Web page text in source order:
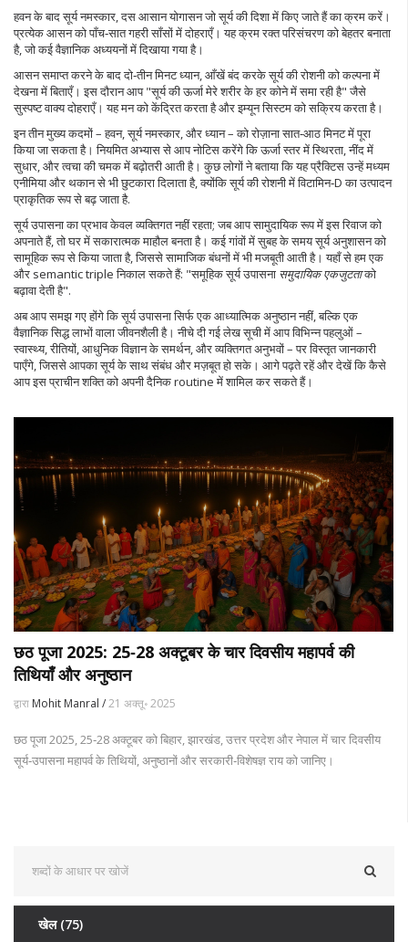
हवन के बादसूर्य नमस्कार,दस आसान योगासन जो सूर्य की दिशा में किए जाते हैंका क्रम करें।
प्रत्येक आसन को पाँच‑सात गहरी साँसों में दोहराएँ। यह क्रम रक्त परिसंचरण को बेहतर बनाता
है, जो कई वैज्ञानिक अध्ययनों में दिखाया गया है।
आसन समाप्त करने के बाद दो‑तीन मिनटध्यान,आँखें बंद करके सूर्य की रोशनी को कल्पना में
देखनामें बिताएँ। इस दौरान आप "सूर्य की ऊर्जा मेरे शरीर के हर कोने में समा रही है" जैसे
सुस्पष्ट वाक्य दोहराएँ। यह मन को केंद्रित करता है और इम्यून सिस्टम को सक्रिय करता है।
इन तीन मुख्य कदमों – हवन, सूर्य नमस्कार, और ध्यान – को रोज़ाना सात‑आठ मिनट में पूरा
किया जा सकता है। नियमित अभ्यास से आप नोटिस करेंगे कि ऊर्जा स्तर में स्थिरता, नींद में
सुधार, और त्वचा की चमक में बढ़ोतरी आती है। कुछ लोगों ने बताया कि यह प्रैक्टिस उन्हें मध्यम
एनीमिया और थकान से भी छुटकारा दिलाता है, क्योंकि सूर्य की रोशनी में विटामिन‑D का उत्पादन
प्राकृतिक रूप से बढ़ जाता है.
सूर्य उपासना का प्रभाव केवल व्यक्तिगत नहीं रहता; जब आप सामुदायिक रूप में इस रिवाज को
अपनाते हैं, तो घर में सकारात्मक माहौल बनता है। कई गांवों में सुबह के समय सूर्य अनुशासन को
सामूहिक रूप से किया जाता है, जिससे सामाजिक बंधनों में भी मजबूती आती है। यहाँ से हम एक
और semantic triple निकाल सकते हैं: "समूहिक सूर्य उपासना समुदायिक एकजुटताको
बढ़ावा देती है".
अब आप समझ गए होंगे कि सूर्य उपासना सिर्फ एक आध्यात्मिक अनुष्ठान नहीं, बल्कि एक
वैज्ञानिक सिद्ध लाभों वाला जीवनशैली है। नीचे दी गई लेख सूची में आप विभिन्न पहलुओं –
स्वास्थ्य, रीतियों, आधुनिक विज्ञान के समर्थन, और व्यक्तिगत अनुभवों – पर विस्तृत जानकारी
पाएँगे, जिससे आपका सूर्य के साथ संबंध और मज़बूत हो सके। आगे पढ़ते रहें और देखें कि कैसे
आप इस प्राचीन शक्ति को अपनी दैनिक routine में शामिल कर सकते हैं।
छठ पूजा 2025: 25‑28 अक्टूबर के चार दिवसीय महापर्व की
तिथियाँ और अनुष्ठान
द्वारा Mohit Manral /21 अक्तू॰ 2025
छठ पूजा 2025, 25‑28 अक्टूबर को बिहार, झारखंड, उत्तर प्रदेश और नेपाल में चार दिवसीय
सूर्य‑उपासना महापर्व के तिथियों, अनुष्ठानों और सरकारी‑विशेषज्ञ राय को जानिए।
खेल (75)